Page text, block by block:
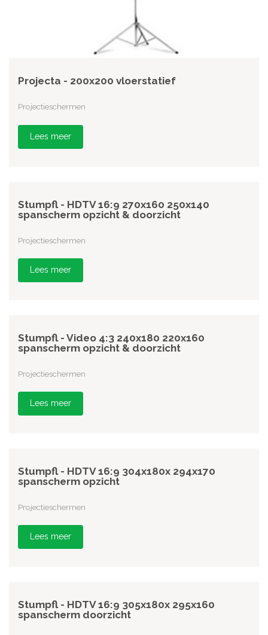
Projecta - 200x200 vloerstatief
Projectieschermen
Lees meer
Stumpfl - HDTV 16:9 270x160 250x140
spanscherm opzicht & doorzicht
Projectieschermen
Lees meer
Stumpfl - Video 4:3 240x180 220x160
spanscherm opzicht & doorzicht
Projectieschermen
Lees meer
Stumpfl - HDTV 16:9 304x180x 294x170
spanscherm opzicht
Projectieschermen
Lees meer
Stumpfl - HDTV 16:9 305x180x 295x160
spanscherm doorzicht